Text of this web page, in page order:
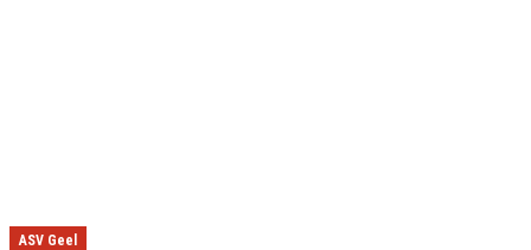
ASV Geel